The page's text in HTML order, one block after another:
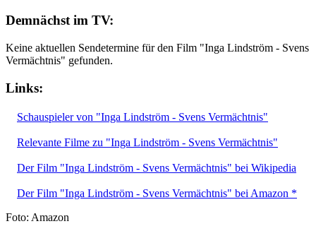
Demnächst im TV:
Keine aktuellen Sendetermine für den Film "Inga Lindström - Svens
Vermächtnis" gefunden.
Links:
Schauspieler von "Inga Lindström - Svens Vermächtnis"
Relevante Filme zu "Inga Lindström - Svens Vermächtnis"
Der Film "Inga Lindström - Svens Vermächtnis" bei Wikipedia
Der Film "Inga Lindström - Svens Vermächtnis" bei Amazon *
Foto: Amazon